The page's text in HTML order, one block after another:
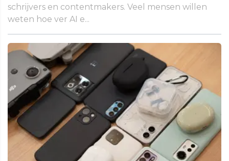
schrijvers en contentmakers. Veel mensen willen
weten hoe ver AI e...